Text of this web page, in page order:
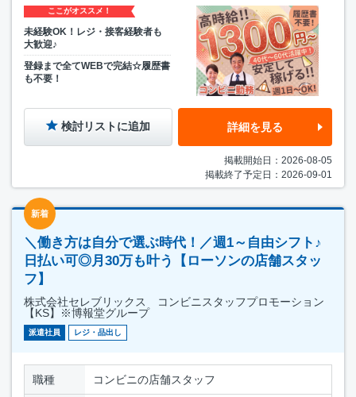
ここがオススメ！
未経験OK！レジ・接客経験者も
大歓迎♪
登録まで全てWEBで完結☆履歴書
も不要！
検討リストに追加 詳細を見る
掲載開始日：2026-08-05
掲載終了予定日：2026-09-01
新着
＼働き方は自分で選ぶ時代！／週1～自由シフト♪
日払い可◎月30万も叶う【ローソンの店舗スタッ
フ】
株式会社セレブリックス コンビニスタッフプロモーション
【KS】※博報堂グループ
派遣社員 レジ・品出し
職種 コンビニの店舗スタッフ